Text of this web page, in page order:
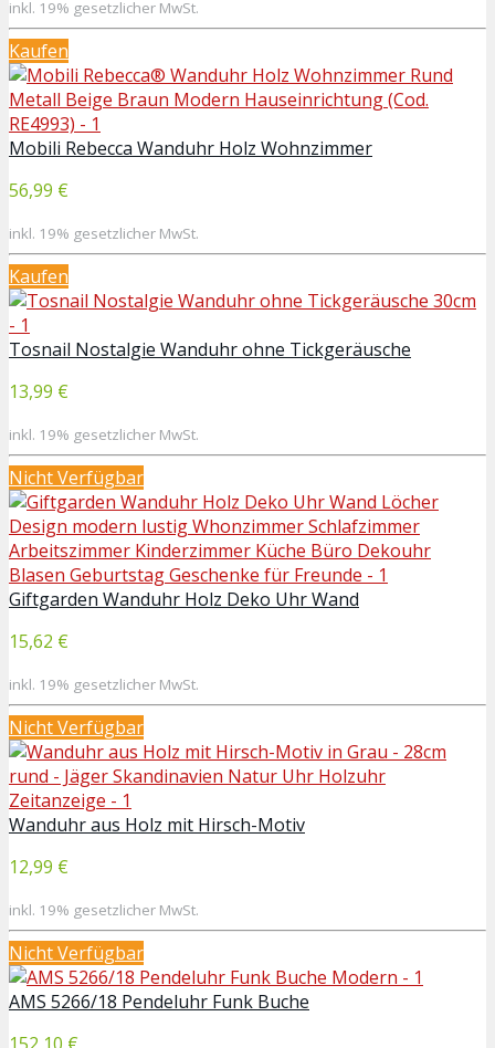
inkl. 19% gesetzlicher MwSt.
Kaufen
Mobili Rebecca Wanduhr Holz Wohnzimmer
56,99 €
inkl. 19% gesetzlicher MwSt.
Kaufen
Tosnail Nostalgie Wanduhr ohne Tickgeräusche
13,99 €
inkl. 19% gesetzlicher MwSt.
Nicht Verfügbar
Giftgarden Wanduhr Holz Deko Uhr Wand
15,62 €
inkl. 19% gesetzlicher MwSt.
Nicht Verfügbar
Wanduhr aus Holz mit Hirsch-Motiv
12,99 €
inkl. 19% gesetzlicher MwSt.
Nicht Verfügbar
AMS 5266/18 Pendeluhr Funk Buche